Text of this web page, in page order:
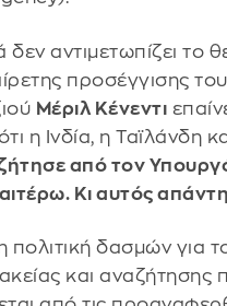
αντιμετωπίζει το
προσέγγισης
Μέριλ Κένεντι
η Ινδία, η Ταϊλάνδη
από τον
Κι αυτός
πολιτική δασμών για
και αναζήτησης